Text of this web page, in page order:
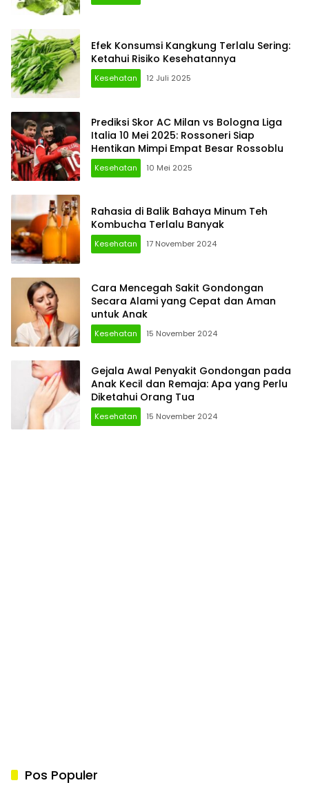
Efek Konsumsi Kangkung Terlalu Sering:
Ketahui Risiko Kesehatannya
Kesehatan 12 Juli 2025
Prediksi Skor AC Milan vs Bologna Liga
Italia 10 Mei 2025: Rossoneri Siap
Hentikan Mimpi Empat Besar Rossoblu
Kesehatan 10 Mei 2025
Rahasia di Balik Bahaya Minum Teh
Kombucha Terlalu Banyak
Kesehatan 17 November 2024
Cara Mencegah Sakit Gondongan
Secara Alami yang Cepat dan Aman
untuk Anak
Kesehatan 15 November 2024
Gejala Awal Penyakit Gondongan pada
Anak Kecil dan Remaja: Apa yang Perlu
Diketahui Orang Tua
Kesehatan 15 November 2024
Pos Populer